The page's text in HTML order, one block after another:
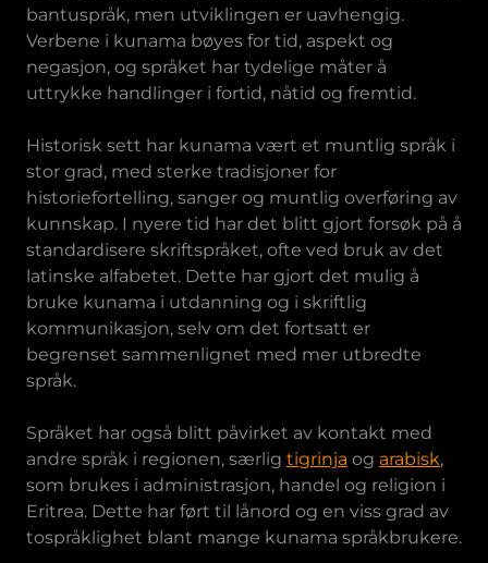
bantuspråk, men utviklingen er uavhengig.
Verbene i kunama bøyes for tid, aspekt og
negasjon, og språket har tydelige måter å
uttrykke handlinger i fortid, nåtid og fremtid.
Historisk sett har kunama vært et muntlig språk i
stor grad, med sterke tradisjoner for
historiefortelling, sanger og muntlig overføring av
kunnskap. I nyere tid har det blitt gjort forsøk på å
standardisere skriftspråket, ofte ved bruk av det
latinske alfabetet. Dette har gjort det mulig å
bruke kunama i utdanning og i skriftlig
kommunikasjon, selv om det fortsatt er
begrenset sammenlignet med mer utbredte
språk.
Språket har også blitt påvirket av kontakt med
andre språk i regionen, særlig tigrinja og arabisk,
som brukes i administrasjon, handel og religion i
Eritrea. Dette har ført til lånord og en viss grad av
tospråklighet blant mange kunama språkbrukere.